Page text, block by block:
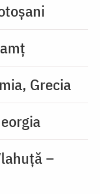
Grecia
–